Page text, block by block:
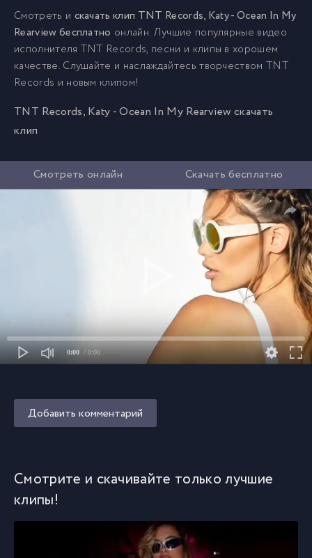
Смотреть и скачать клип TNT Records, Katy - Ocean In My
Rearview бесплатно онлайн. Лучшие популярные видео
исполнителя TNT Records, песни и клипы в хорошем
качестве. Слушайте и наслаждайтесь творчеством TNT
Records и новым клипом!
TNT Records, Katy - Ocean In My Rearview скачать
клип
Смотреть онлайн Скачать бесплатно
0:00 / 0:00
Добавить комментарий
Смотрите и скачивайте только лучшие
клипы!